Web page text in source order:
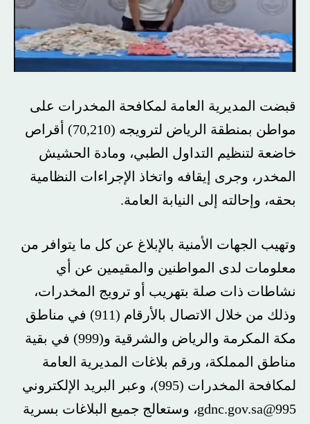
قبضت المديرية العامة لمكافحة المخدرات على
مواطن بمنطقة الرياض لترويجه (70,210) أقراص
خاضعة لتنظيم التداول الطبي، ومادة الحشيش
المخدر، وجرى إيقافه واتخاذ الإجراءات النظامية
بحقه، وإحالته إلى النيابة العامة.
وتهيب الجهات الأمنية بالإبلاغ عن كل ما يتوافر من
معلومات لدى المواطنين والمقيمين عن أي
نشاطات ذات صلة بتهريب أو ترويج المخدرات،
وذلك من خلال الاتصال بالأرقام (911) في مناطق
مكة المكرمة والرياض والشرقية و(999) في بقية
مناطق المملكة، ورقم بلاغات المديرية العامة
لمكافحة المخدرات (995)، وعبر البريد الإلكتروني
995@gdnc.gov.sa
، وستعالج جميع البلاغات بسرية